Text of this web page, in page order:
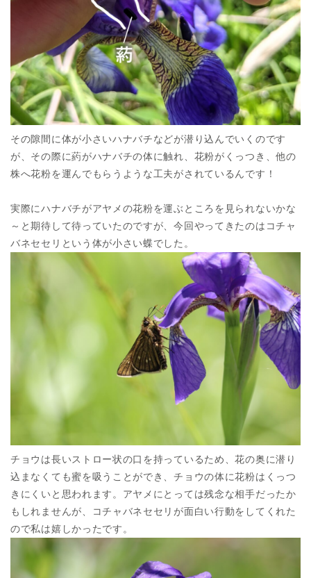
その隙間に体が小さいハナバチなどが潜り込んでいくのです
が、その際に葯がハナバチの体に触れ、花粉がくっつき、他の
株へ花粉を運んでもらうような工夫がされているんです！
実際にハナバチがアヤメの花粉を運ぶところを見られないかな
～と期待して待っていたのですが、今回やってきたのはコチャ
バネセセリという体が小さい蝶でした。
チョウは長いストロー状の口を持っているため、花の奥に潜り
込まなくても蜜を吸うことができ、チョウの体に花粉はくっつ
きにくいと思われます。アヤメにとっては残念な相手だったか
もしれませんが、コチャバネセセリが面白い行動をしてくれた
ので私は嬉しかったです。